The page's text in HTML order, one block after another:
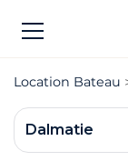
Location Bateau
Dalmatie